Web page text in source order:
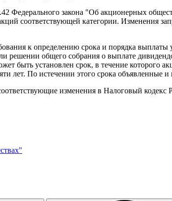
Федерального закона "Об акционерных
соответствующей категории. Изменения
к определению срока и порядка
решении общего собрания о выплате
быть установлен срок, в течение которого
лет. По истечении этого срока объявленные
изменения в Налоговый кодекс